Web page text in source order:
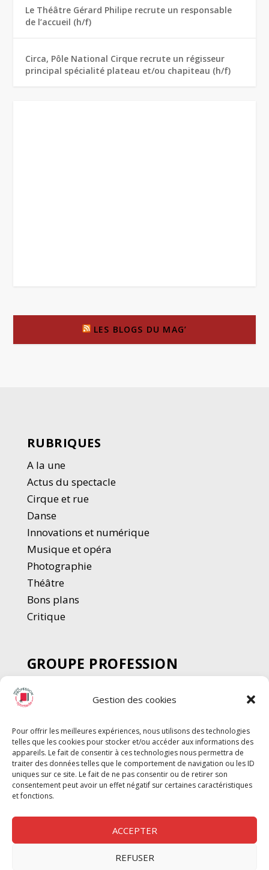
Gestion des cookies
Pour offrir les meilleures expériences, nous utilisons des technologies
telles que les cookies pour stocker et/ou accéder aux informations des
appareils. Le fait de consentir à ces technologies nous permettra de
traiter des données telles que le comportement de navigation ou les ID
uniques sur ce site. Le fait de ne pas consentir ou de retirer son
consentement peut avoir un effet négatif sur certaines caractéristiques
et fonctions.
ACCEPTER
REFUSER
Le Théâtre Gérard Philipe recrute un responsable
de l’accueil (h/f)
Circa, Pôle National Cirque recrute un régisseur
principal spécialité plateau et/ou chapiteau (h/f)
LES BLOGS DU MAG’
RUBRIQUES
A la une
Actus du spectacle
Cirque et rue
Danse
Innovations et numérique
Musique et opéra
Photographie
Théâtre
Bons plans
Critique
GROUPE PROFESSION
SPECTACLE
Chèque Intermittents
Chèque Compta
Chèque Emploi Spectacle
G-Pods
Profession Audio-visuel